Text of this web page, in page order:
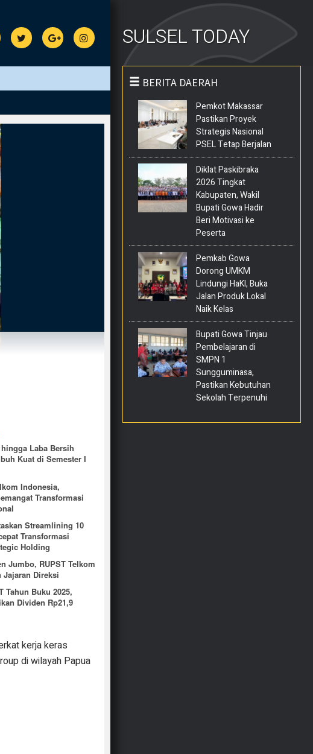
Laba Bersih
Kuat di Semester I
Indonesia,
Transformasi
Streamlining 10
Transformasi
Holding
Jumbo, RUPST Telkom
Jajaran Direksi
Tahun Buku 2025,
Dividen Rp21,9
kerja keras
di wilayah Papua
SULSEL TODAY
BERITA DAERAH
Pemkot Makassar
Pastikan Proyek
Strategis Nasional
PSEL Tetap Berjalan
Diklat Paskibraka
2026 Tingkat
Kabupaten, Wakil
Bupati Gowa Hadir
Beri Motivasi ke
Peserta
Pemkab Gowa
Dorong UMKM
Lindungi HaKI, Buka
Jalan Produk Lokal
Naik Kelas
Bupati Gowa Tinjau
Pembelajaran di
SMPN 1
Sungguminasa,
Pastikan Kebutuhan
Sekolah Terpenuhi